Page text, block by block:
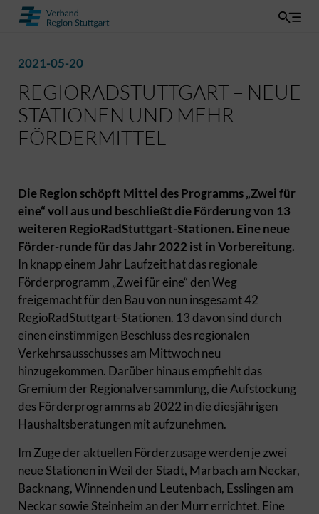
2021-05-20
REGIORADSTUTTGART – NEUE
STATIONEN UND MEHR
FÖRDERMITTEL
Die Region schöpft Mittel des Programms „Zwei für
eine“ voll aus und beschließt die Förderung von 13
weiteren RegioRadStuttgart-Stationen. Eine neue
Förder-runde für das Jahr 2022 ist in Vorbereitung.
In knapp einem Jahr Laufzeit hat das regionale
Förderprogramm „Zwei für eine“ den Weg
freigemacht für den Bau von nun insgesamt 42
RegioRadStuttgart-Stationen. 13 davon sind durch
einen einstimmigen Beschluss des regionalen
Verkehrsausschusses am Mittwoch neu
hinzugekommen. Darüber hinaus empfiehlt das
Gremium der Regionalversammlung, die Aufstockung
des Förderprogramms ab 2022 in die diesjährigen
Haushaltsberatungen mit aufzunehmen.
Im Zuge der aktuellen Förderzusage werden je zwei
neue Stationen in Weil der Stadt, Marbach am Neckar,
Backnang, Winnenden und Leutenbach, Esslingen am
Neckar sowie Steinheim an der Murr errichtet. Eine